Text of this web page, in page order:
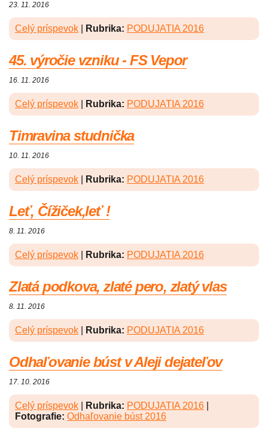
23. 11. 2016
Celý príspevok Rubrika: PODUJATIA 2016
45. výročie vzniku - FS Vepor
16. 11. 2016
Celý príspevok Rubrika: PODUJATIA 2016
Timravina studnička
10. 11. 2016
Celý príspevok Rubrika: PODUJATIA 2016
Leť, Čížiček,leť !
8. 11. 2016
Celý príspevok Rubrika: PODUJATIA 2016
Zlatá podkova, zlaté pero, zlatý vlas
8. 11. 2016
Celý príspevok Rubrika: PODUJATIA 2016
Odhaľovanie búst v Aleji dejateľov
17. 10. 2016
Celý príspevok Rubrika: PODUJATIA 2016
Fotografie: Odhaľovanie búst 2016